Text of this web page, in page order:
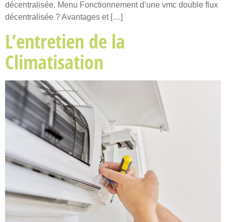
décentralisée. Menu Fonctionnement d’une vmc double flux
décentralisée ? Avantages et […]
L’entretien de la
Climatisation